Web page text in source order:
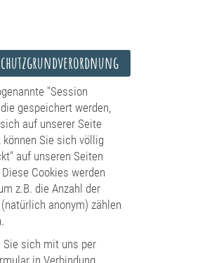
"Session
gespeichert werden,
auf unserer Seite
können Sie sich völlig
auf unseren Seiten
Cookies werden
z.B. die Anzahl der
anonym) zählen
Sie sich mit uns per
in Verbindung